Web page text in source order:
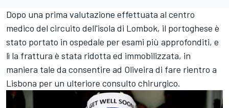
Dopo una prima valutazione effettuata al centro
medico del circuito dell'isola di Lombok, il portoghese è
stato portato in ospedale per esami più approfonditi, e
lì la frattura è stata ridotta ed immobilizzata, in
maniera tale da consentire ad Oliveira di fare rientro a
Lisbona per un ulteriore consulto chirurgico.